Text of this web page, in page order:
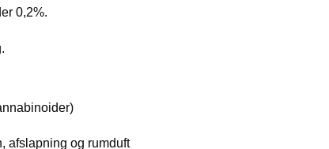
0,2%.
afslapning og rumduft